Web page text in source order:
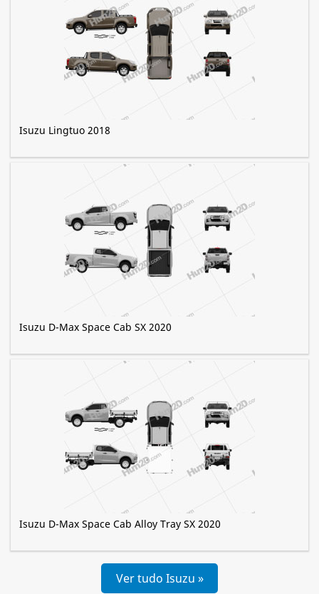
Isuzu Lingtuo 2018
Isuzu D-Max Space Cab SX 2020
Isuzu D-Max Space Cab Alloy Tray SX 2020
Ver tudo Isuzu »